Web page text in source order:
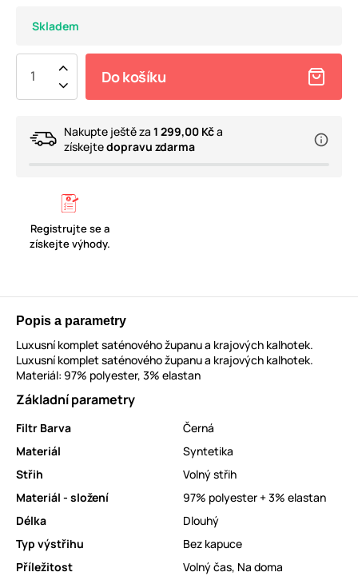
Skladem
Do košíku
Nakupte ještě za 1 299,00 Kča
získejtedopravu zdarma
Registrujte se a
získejte výhody.
Popis a parametry
Luxusní komplet saténového županu a krajových kalhotek.
Luxusní komplet saténového županu a krajových kalhotek.
Materiál: 97% polyester, 3% elastan
Základní parametry
Filtr Barva
Černá
Materiál
Syntetika
Střih
Volný střih
Materiál - složení
97% polyester + 3% elastan
Délka
Dlouhý
Typ výstřihu
Bez kapuce
Příležitost
Volný čas, Na doma